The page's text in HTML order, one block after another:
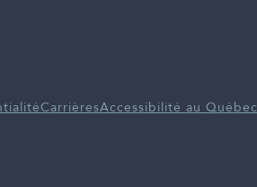
CarrièresAccessibilité au Québec